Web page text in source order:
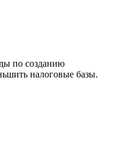
по созданию
налоговые базы.